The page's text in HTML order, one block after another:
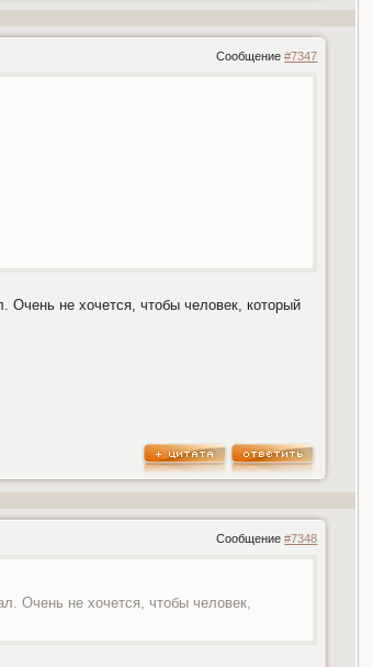
Сообщение#7347
Очень не хочется, чтобы человек, который
Сообщение#7348
Очень не хочется, чтобы человек,